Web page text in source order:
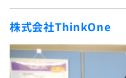
新卒エージェント
イベント・セミナー
4択課題
ナレッジ
評価結果一覧
Tech Team Journal
paiza times
paizaとは？
株式会社ThinkOne